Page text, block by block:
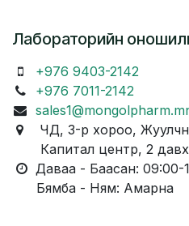
Лабораторийн
+976 9403-2142
+976 7011-2142
ЧД, 3-р хороо,
Капитал центр, 2
Даваа - Баасан: 09:00-
Бямба - Ням: Амарна